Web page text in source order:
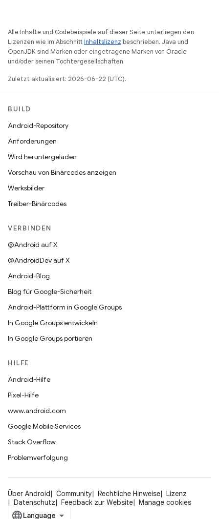
Alle Inhalte und Codebeispiele auf dieser Seite unterliegen den
Lizenzen wie im AbschnittInhaltslizenz beschrieben. Java und
OpenJDK sind Marken oder eingetragene Marken von Oracle
und/oder seinen Tochtergesellschaften.
Zuletzt aktualisiert: 2026-06-22 (UTC).
BUILD
Android-Repository
Anforderungen
Wird heruntergeladen
Vorschau von Binärcodes anzeigen
Werksbilder
Treiber-Binärcodes
VERBINDEN
@Android auf X
@AndroidDev auf X
Android-Blog
Blog für Google-Sicherheit
Android-Plattform in Google Groups
In Google Groups entwickeln
In Google Groups portieren
HILFE
Android-Hilfe
Pixel-Hilfe
www.android.com
Google Mobile Services
Stack Overflow
Problemverfolgung
Über Android Community Rechtliche Hinweise
Lizenz
Datenschutz
Feedback zur Website Manage cookies